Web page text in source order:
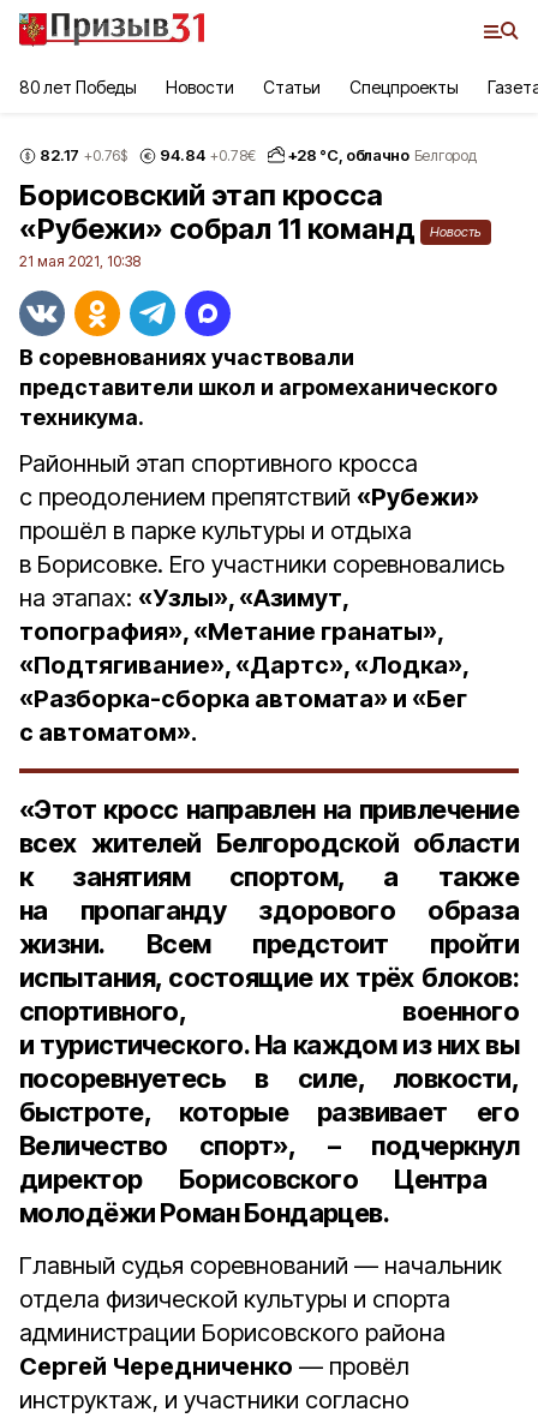
80 лет Победы Новости Статьи Спецпроекты
82.17 +0.76$ 94.84 +0.78€ +28 °С, облачно Белгород
Борисовский этап кросса
«Рубежи» собрал 11 команд
Новость
21 мая 2021, 10:38
В соревнованиях участвовали
представители школ и агромеханического
техникума.
Районный этап спортивного кросса
с преодолением препятствий «Рубежи»
прошёл в парке культуры и отдыха
в Борисовке. Его участники соревновались
на этапах: «Узлы», «Азимут,
топография», «Метание гранаты»,
«Подтягивание», «Дартс», «Лодка»,
«Разборка-сборка автомата» и «Бег
с автоматом».
«Этот кросс направлен на привлечение
всех жителей Белгородской области
к занятиям спортом, а также
на пропаганду здорового образа
жизни. Всем предстоит пройти
испытания, состоящие их трёх блоков:
спортивного, военного
и туристического. На каждом из них вы
посоревнуетесь в силе, ловкости,
быстроте, которые развивает его
Величество спорт», – подчеркнул
директор Борисовского Центра
молодёжи Роман Бондарцев.
Главный судья соревнований — начальник
отдела физической культуры и спорта
администрации Борисовского района
Сергей Чередниченко — провёл
инструктаж, и участники согласно